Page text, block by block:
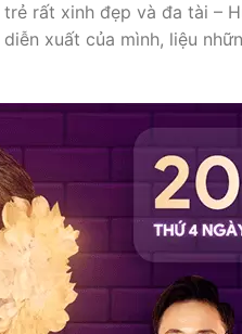
rất xinh đẹp và đa tài –
xuất của mình, liệu